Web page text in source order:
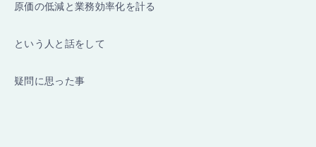
原価の低減と業務効率化を計る
という人と話をして
疑問に思った事